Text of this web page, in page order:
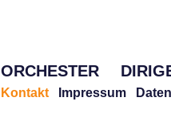
ORCHESTER
Kontakt Impressum